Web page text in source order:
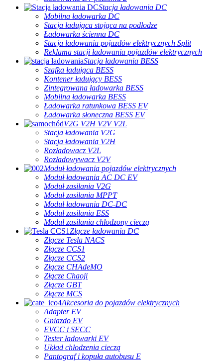
Stacja ładowania DC
Mobilna ładowarka DC
Stacja ładująca stojąca na podłodze
Ładowarka ścienna DC
Stacja ładowania pojazdów elektrycznych Split
Reklama stacji ładowania pojazdów elektrycznych
Stacja ładowania BESS
Szafka ładująca BESS
Kontener ładujący BESS
Zintegrowana ładowarka BESS
Mobilna ładowarka BESS
Ładowarka ratunkowa BESS EV
Ładowarka słoneczna BESS EV
V2G V2H V2V V2L
Stacja ładowania V2G
Stacja ładowania V2H
Rozładowacz V2L
Rozładowywacz V2V
Moduł ładowania pojazdów elektrycznych
Moduł ładowania AC DC EV
Moduł zasilania V2G
Moduł zasilania MPPT
Moduł ładowania DC-DC
Moduł zasilania ESS
Moduł zasilania chłodzony cieczą
Złącze ładowania DC
Złącze Tesla NACS
Złącze CCS1
Złącze CCS2
Złącze CHAdeMO
Złącze Chaoji
Złącze GBT
Złącze MCS
Akcesoria do pojazdów elektrycznych
Adapter EV
Gniazdo EV
EVCC i SECC
Tester ładowarki EV
Układ chłodzenia cieczą
Pantograf i kopuła autobusu E